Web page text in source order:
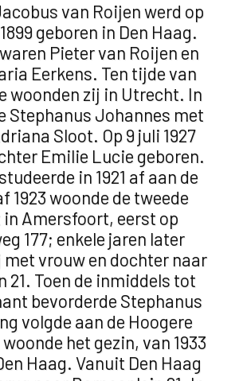
van Roijen werd op
geboren in Den Haag.
Pieter van Roijen en
Eerkens. Ten tijde van
woonden zij in Utrecht. In
Stephanus Johannes met
Sloot. Op 9 juli 1927
Emilie Lucie geboren.
in 1921 af aan de
1923 woonde de tweede
Amersfoort, eerst op
177; enkele jaren later
vrouw en dochter naar
21. Toen de inmiddels tot
bevorderde Stephanus
volgde aan de Hoogere
het gezin, van 1933
Haag. Vanuit Den Haag